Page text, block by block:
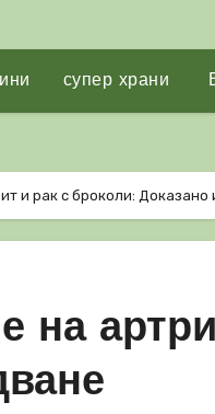
супер храни
и рак с броколи: Доказано
на